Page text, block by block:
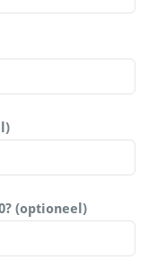
(optioneel)